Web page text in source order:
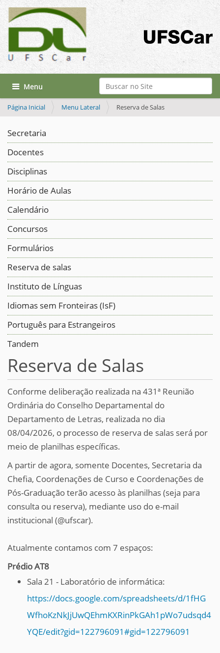
Busca
Busca Avançada…
Toggle navigation
Página Inicial Menu Lateral Reserva de Salas
Secretaria
Docentes
Disciplinas
Horário de Aulas
Calendário
Concursos
Formulários
Reserva de salas
Instituto de Línguas
Idiomas sem Fronteiras (IsF)
Português para Estrangeiros
Tandem
Reserva de Salas
Conforme deliberação realizada na 431ª Reunião
Ordinária do Conselho Departamental do
Departamento de Letras, realizada no dia
08/04/2026, o processo de reserva de salas será por
meio de planilhas específicas.
A partir de agora, somente Docentes, Secretaria da
Chefia, Coordenações de Curso e Coordenações de
Pós-Graduação terão acesso às planilhas (seja para
consulta ou reserva), mediante uso do e-mail
institucional (@ufscar).
Atualmente contamos com 7 espaços:
Prédio AT8
Sala 21 - Laboratório de informática:
https://docs.google.com/spreadsheets/d/1fHG
WfhoKzNkJjUwQEhmKXRinPkGAh1pWo7udsqd4
YQE/edit?gid=122796091#gid=122796091